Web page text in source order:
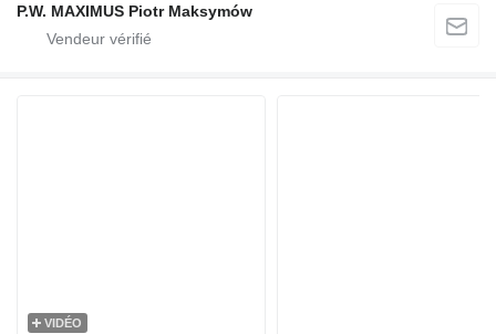
P.W. MAXIMUS Piotr Maksymów
VIDÉO